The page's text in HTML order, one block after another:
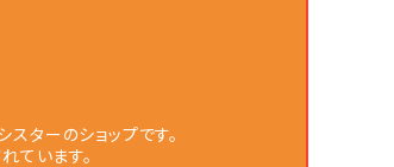
ターのショップです。
ています。